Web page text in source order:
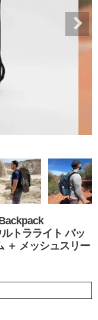
トラライト バッ
＋ メッシュスリー